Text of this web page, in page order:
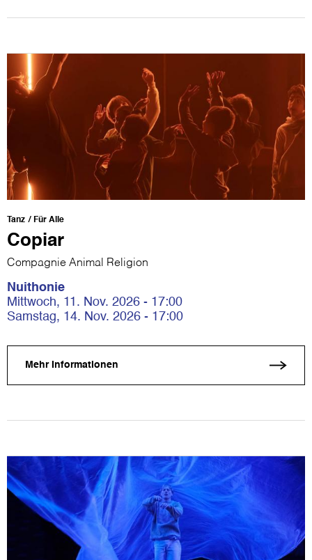
Tanz Für Alle
Copiar
Compagnie Animal Religion
Nuithonie
Mittwoch, 11. Nov. 2026 - 17:00
Samstag, 14. Nov. 2026 - 17:00
Mehr Informationen